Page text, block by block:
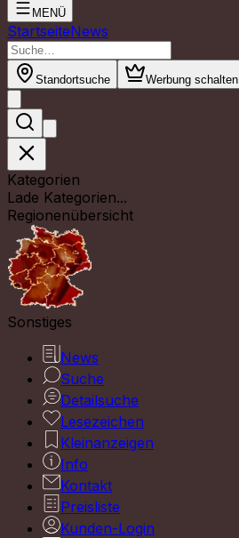
MENÜ
StartseiteNews
Standortsuche Werbung schalten
Kategorien
Lade Kategorien...
Regionenübersicht
Sonstiges
News
Suche
Detailsuche
Lesezeichen
Kleinanzeigen
Info
Kontakt
Preisliste
Kunden-Login